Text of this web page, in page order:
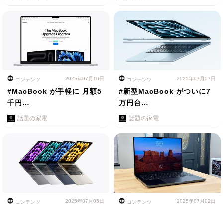
コンテンツ 2025年07月16日
#MacBook が手軽に 月額5
千円…
話題の家電
コンテンツ 2025年07月07日
#新型MacBook がついに7
万円台…
話題の家電
コンテンツ 2025年07月05日 コンテンツ 2025年07月02日